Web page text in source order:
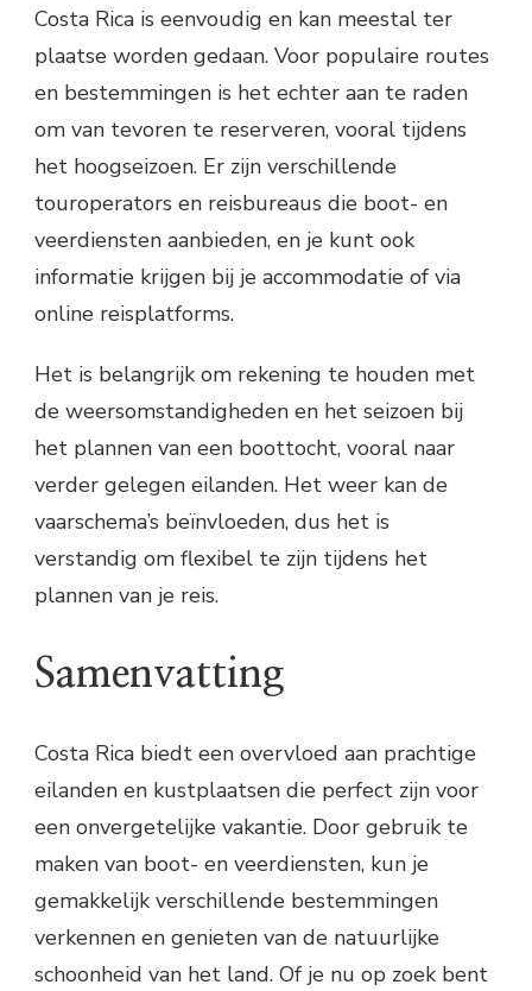
Costa Rica is eenvoudig en kan meestal ter
plaatse worden gedaan. Voor populaire routes
en bestemmingen is het echter aan te raden
om van tevoren te reserveren, vooral tijdens
het hoogseizoen. Er zijn verschillende
touroperators en reisbureaus die boot- en
veerdiensten aanbieden, en je kunt ook
informatie krijgen bij je accommodatie of via
online reisplatforms.
Het is belangrijk om rekening te houden met
de weersomstandigheden en het seizoen bij
het plannen van een boottocht, vooral naar
verder gelegen eilanden. Het weer kan de
vaarschema’s beïnvloeden, dus het is
verstandig om flexibel te zijn tijdens het
plannen van je reis.
Samenvatting
Costa Rica biedt een overvloed aan prachtige
eilanden en kustplaatsen die perfect zijn voor
een onvergetelijke vakantie. Door gebruik te
maken van boot- en veerdiensten, kun je
gemakkelijk verschillende bestemmingen
verkennen en genieten van de natuurlijke
schoonheid van het land. Of je nu op zoek bent